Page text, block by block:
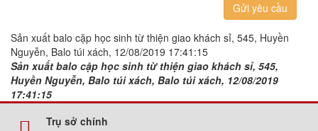
Gửi yêu cầu
Sản xuất balo cặp học sinh từ thiện giao khách sỉ, 545, Huyền
Nguyễn, Balo túi xách, 12/08/2019 17:41:15
Sản xuất balo cặp học sinh từ thiện giao khách sỉ, 545,
Huyền Nguyễn, Balo túi xách, Balo túi xách, 12/08/2019
17:41:15
Trụ sở chính